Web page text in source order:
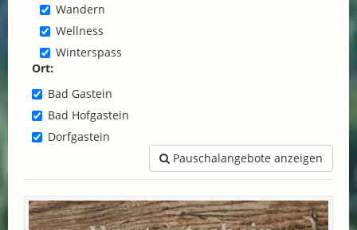
Wandern
Wellness
Winterspass
Ort:
Bad Gastein
Bad Hofgastein
Dorfgastein
Pauschalangebote anzeigen